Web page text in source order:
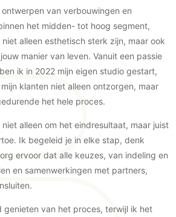
van verbouwingen en
het midden- tot hoog segment,
alleen esthetisch sterk zijn, maar ook
manier van leven. Vanuit een passie
ik in 2022 mijn eigen studio gestart,
klanten niet alleen ontzorgen, maar
het hele proces.
alleen om het eindresultaat, maar juist
Ik begeleid je in elke stap, denk
ervoor dat alle keuzes, van indeling en
en samenwerkingen met partners,
genieten van het proces, terwijl ik het